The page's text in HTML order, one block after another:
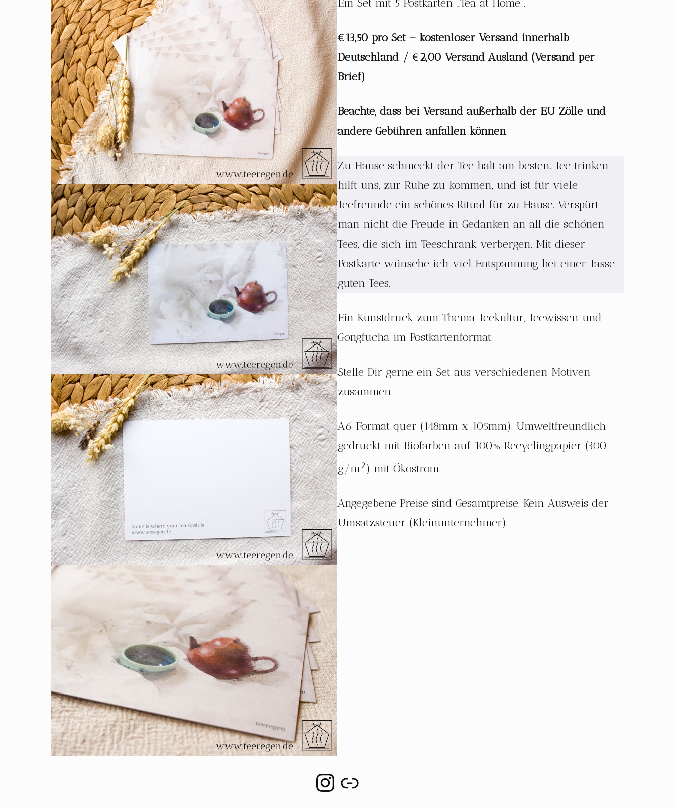
Ein Set mit 5 Postkarten „Tea at Home“.
€13,50 pro Set – kostenloser Versand innerhalb
Deutschland / €2,00 Versand Ausland (Versand per
Brief)
Beachte, dass bei Versand außerhalb der EU Zölle und
andere Gebühren anfallen können.
Zu Hause schmeckt der Tee halt am besten. Tee trinken
hilft uns, zur Ruhe zu kommen, und ist für viele
Teefreunde ein schönes Ritual für zu Hause. Verspürt
man nicht die Freude in Gedanken an all die schönen
Tees, die sich im Teeschrank verbergen. Mit dieser
Postkarte wünsche ich viel Entspannung bei einer Tasse
guten Tees.
Ein Kunstdruck zum Thema Teekultur, Teewissen und
Gongfucha im Postkartenformat.
Stelle Dir gerne ein Set aus verschiedenen Motiven
zusammen.
A6 Format quer (148mm x 105mm). Umweltfreundlich
gedruckt mit Biofarben auf 100% Recyclingpapier (300
g/m2) mit Ökostrom.
Angegebene Preise sind Gesamtpreise. Kein Ausweis der
Umsatzsteuer (Kleinunternehmer).